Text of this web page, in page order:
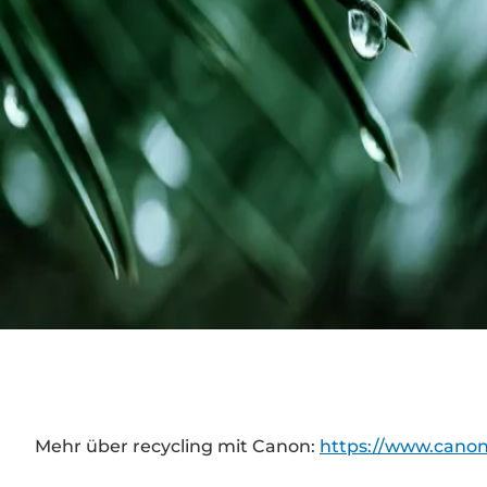
Mehr über recycling mit Canon: https://